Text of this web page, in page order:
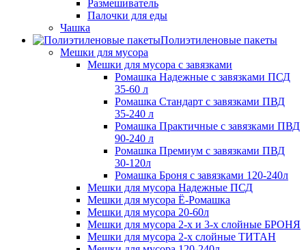
Размешиватель
Палочки для еды
Чашка
Полиэтиленовые пакеты
Мешки для мусора
Мешки для мусора с завязками
Ромашка Надежные с завязками ПСД
35-60 л
Ромашка Стандарт с завязками ПВД
35-240 л
Ромашка Практичные с завязками ПВД
90-240 л
Ромашка Премиум с завязками ПВД
30-120л
Ромашка Броня с завязками 120-240л
Мешки для мусора Надежные ПСД
Мешки для мусора Ё-Ромашка
Мешки для мусора 20-60л
Мешки для мусора 2-х и 3-х слойные БРОНЯ
Мешки для мусора 2-х слойные ТИТАН